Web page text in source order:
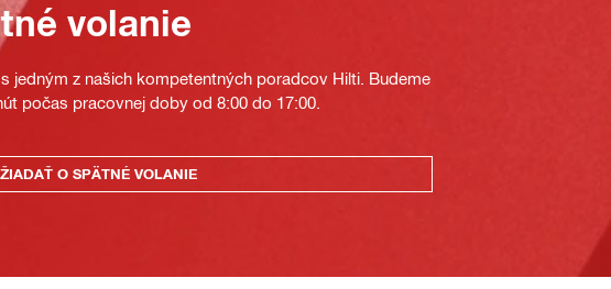
volanie
jedným z našich kompetentných poradcov Hilti. Budeme
počas pracovnej doby od 8:00 do 17:00.
O SPÄTNÉ VOLANIE